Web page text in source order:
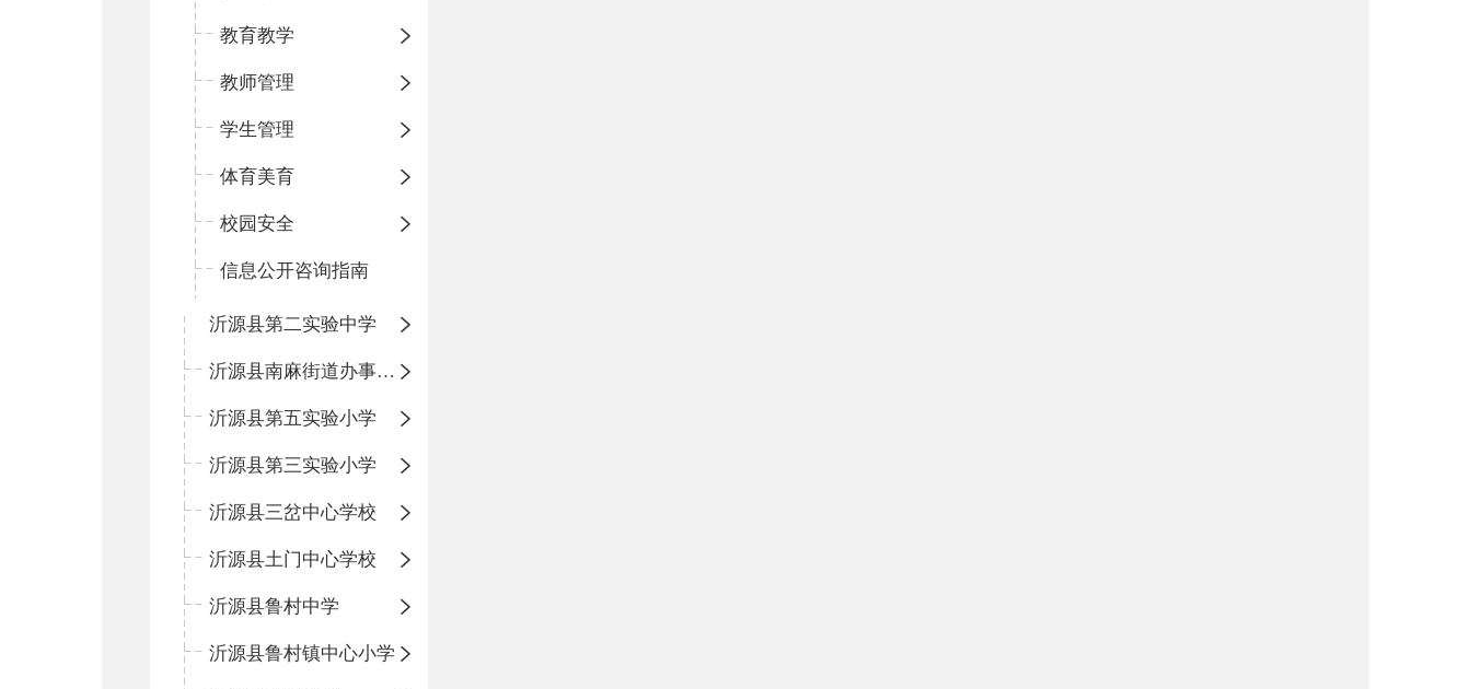
教育教学
教师管理
学生管理
体育美育
校园安全
信息公开咨询指南
沂源县第二实验中学
沂源县南麻街道办事处中心小学
沂源县第五实验小学
沂源县第三实验小学
沂源县三岔中心学校
沂源县土门中心学校
沂源县鲁村中学
沂源县鲁村镇中心小学